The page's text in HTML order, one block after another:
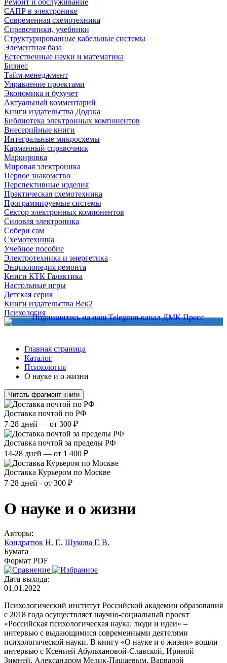
Ремонт и обслуживание
САПР в электронике
Современная схемотехника
Справочники, учебники
Структурированные кабельные системы
Элементная база
Естественные науки и математика
Бизнес
Тайм-менеджмент
Управление проектами
Экономика и бухучет
Актуальный комментарий
Книги издательства Додэка
Библиотека электронных компонентов
Внесерийные книги
Интегральные микросхемы
Карманный справочник
Маркировка
Мировая электроника
Первое знакомство
Перспективные изделия
Практическая схемотехника
Программируемые системы
Сектор электронных компонентов
Силовая электроника
Собери сам
Схемотехника
Учебное пособие
Электротехника и энергетика
Энциклопедия ремонта
Книги КТК Галактика
Настольные игры
Детская серия
Книги издательства Век2
Психология
Главная страница
Каталог
Психология
О науке и о жизни
Читать фрагмент книги
Доставка почтой по РФ
7-28 дней — от 300 ₽
Доставка почтой за пределы РФ
14-28 дней — от 1 400 ₽
Доставка Курьером по Москве
7-28 дней - от 300 ₽
О науке и о жизни
Авторы:
Кондратюк Н. Г., Шукова Г. В.
Бумага
Формат PDF
Дата выхода:
01.01.2022
Психологический институт Российской академии образования
с 2018 года осуществляет научно-социальный проект
«Российская психологическая наука: люди и идеи» –
интервью с выдающимися современными деятелями
психологической науки. В книгу «О науке и о жизни» вошли
интервью с Ксенией Абульхановой-Славской, Ириной
Зимней, Александром Мелик-Пашаевым, Варварой